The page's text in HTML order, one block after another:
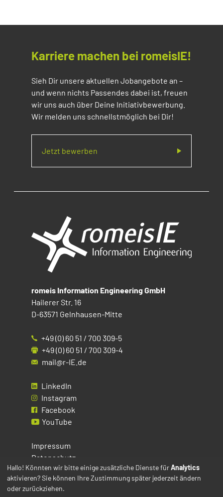
Karriere machen bei romeisIE!
Sieh Dir unsere aktuellen Jobangebote an –
und wenn nichts Passendes dabei ist, freuen
wir uns auch über Deine Initiativbewerbung.
Wir melden uns schnellstmöglich bei Dir!
Jetzt bewerben
romeis Information Engineering GmbH
Hailerer Str. 16
D-63571 Gelnhausen-Mitte
+49 (0) 60 51 / 700 309-5
+49 (0) 60 51 / 700 309-4
mail@r-IE.de
LinkedIn
Instagram
Facebook
YouTube
Impressum
Datenschutz
Cookies
Hallo! Könnten wir bitte einige zusätzliche Dienste fürAnalytics
aktivieren? Sie können Ihre Zustimmung später jederzeit ändern
oder zurückziehen.